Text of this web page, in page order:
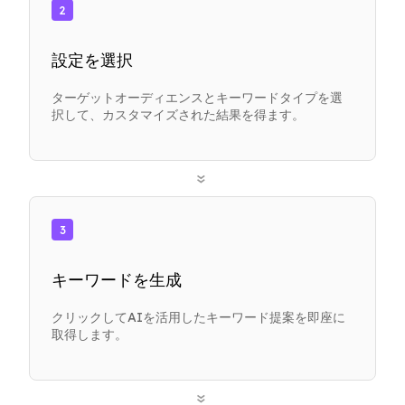
2
設定を選択
ターゲットオーディエンスとキーワードタイプを選
択して、カスタマイズされた結果を得ます。
»
3
キーワードを生成
クリックしてAIを活用したキーワード提案を即座に
取得します。
»